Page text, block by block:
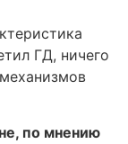
ГД, ничего
по мнению